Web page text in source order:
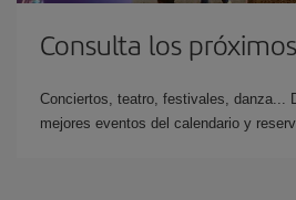
Consulta los
Conciertos, teatro, festivales, danza...
mejores eventos del calendario y